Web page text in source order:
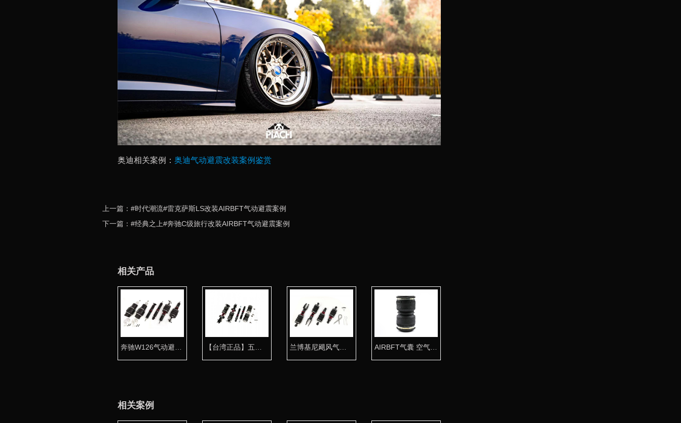
奥迪相关案例： 奥迪气动避震改装案例鉴赏
上一篇：#时代潮流#雷克萨斯LS改装AIRBFT气动避震案例
下一篇：#经典之上#奔驰C级旅行改装AIRBFT气动避震案例
相关产品
兰博基尼飓风气动避震桶身 超跑姿态专用 AIRBFT气囊 空气避震改装专用K120-2超强承载
相关案例